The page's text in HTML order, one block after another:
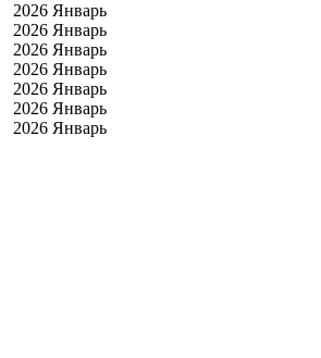
2026 Январь
2026 Январь
2026 Январь
2026 Январь
2026 Январь
2026 Январь
2026 Январь